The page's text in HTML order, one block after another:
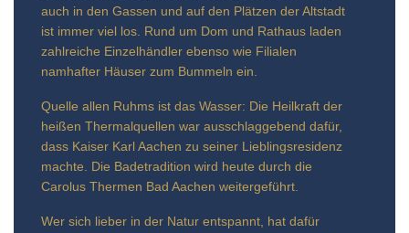
auch in den Gassen und auf den Plätzen der Altstadt
ist immer viel los. Rund um Dom und Rathaus laden
zahlreiche Einzelhändler ebenso wie Filialen
namhafter Häuser zum Bummeln ein.
Quelle allen Ruhms ist das Wasser: Die Heilkraft der
heißen Thermalquellen war ausschlaggebend dafür,
dass Kaiser Karl Aachen zu seiner Lieblingsresidenz
machte. Die Badetradition wird heute durch die
Carolus Thermen Bad Aachen weitergeführt.
Wer sich lieber in der Natur entspannt, hat dafür